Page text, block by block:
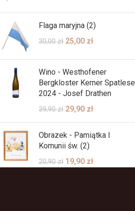
Flaga maryjna (2)
30,00zł 25,00 zł
Wino - Westhofener
Bergkloster Kerner Spatlese
2024 - Josef Drathen
39,90zł 29,90 zł
Obrazek - Pamiątka I
Komunii św. (2)
20,90zł 19,90 zł